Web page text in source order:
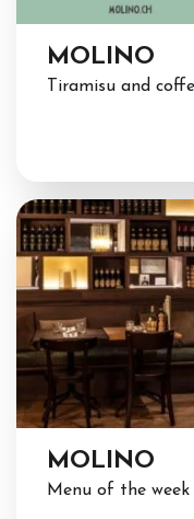
MOLINO
Tiramisu and
MOLINO
Menu of the week